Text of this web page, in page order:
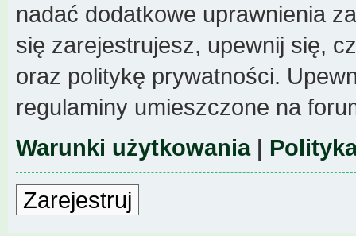
nadać dodatkowe uprawnienia
się zarejestrujesz, upewnij się,
oraz politykę prywatności.
regulaminy umieszczone na
Warunki użytkowania|
Zarejestruj